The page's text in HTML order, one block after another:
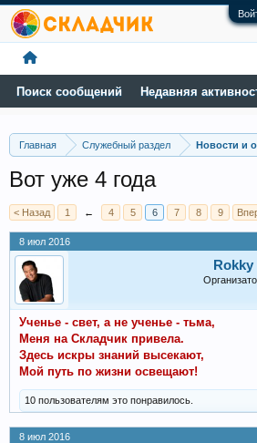
Главная Служебный раздел Новости и
Вот уже 4 года
< Назад 1 ← 4 5 6 7 8 9
8 июл 2016
Rokky
Ученье - свет, а не ученье - тьма,
Меня на Складчик привела.
Здесь искры знаний высекают,
Мой путь по жизни освещают!
10 пользователям это понравилось.
8 июл 2016
Поиск сообщений Недавняя